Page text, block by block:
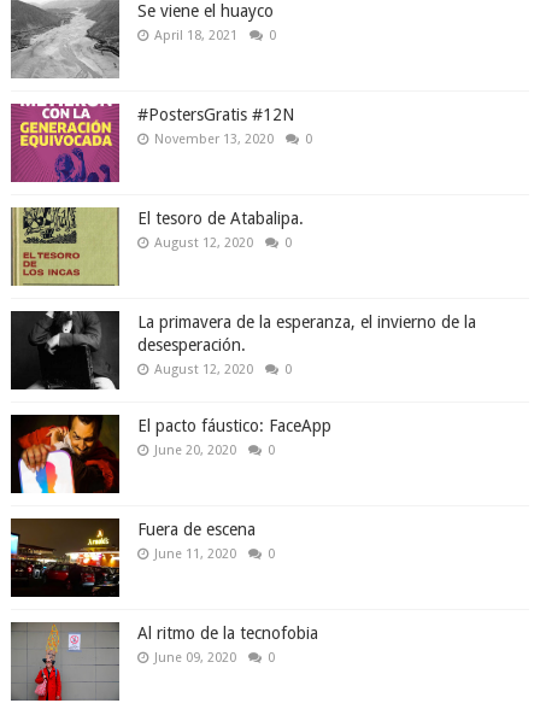
Se viene el huayco
April 18, 2021 0
#PostersGratis #12N
November 13, 2020 0
El tesoro de Atabalipa.
August 12, 2020 0
La primavera de la esperanza, el invierno de la
desesperación.
August 12, 2020 0
El pacto fáustico: FaceApp
June 20, 2020 0
Fuera de escena
June 11, 2020 0
Al ritmo de la tecnofobia
June 09, 2020 0